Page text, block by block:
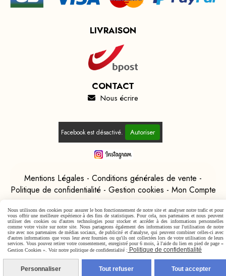
LIVRAISON
CONTACT
 Nous écrire
Facebook est désactivé. Autoriser
Mentions Légales
Conditions générales de vente
Politique de confidentialité
Gestion cookies Mon Compte
Nous utilisons des cookies pour assurer le bon fonctionnement de notre site et analyser notre trafic et pour
vous offrir une meilleure expérience à des fins de statistiques. Pour cela, nos partenaires et nous peuvent
utiliser des cookies ou d'autres technologies pour stocker et accéder à des informations personnelles
comme votre visite sur notre site. Nous partageons également des informations sur l'utilisation de notre
site avec nos partenaires de médias sociaux, de publicité et d'analyse, qui peuvent combiner celles-ci avec
d'autres informations que vous leur avez fournies ou qu'ils ont collectées lors de votre utilisation de leurs
services. Vous pouvez retirer votre consentement, enregistré pour 6 mois, à l'aide du lien en pied de page «
Gestion Cookies ». Voir notre politique de confidentialité : Politique de confidentialité
Personnaliser Tout refuser Tout accepter